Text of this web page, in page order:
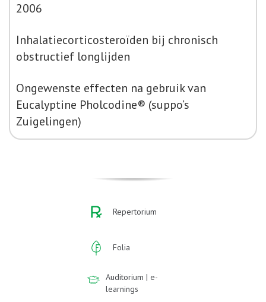
2006
Inhalatiecorticosteroïden bij chronisch
obstructief longlijden
Ongewenste effecten na gebruik van
Eucalyptine Pholcodine® (suppo’s
Zuigelingen)
Repertorium
Folia
Auditorium | e-
learnings